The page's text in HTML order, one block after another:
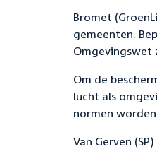
Bromet
gemeenten.
Omgevingswet
Om de
lucht als
normen
Van Gerven